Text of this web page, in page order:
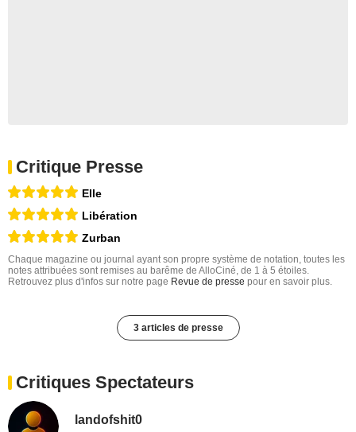
Critique Presse
Elle
Libération
Zurban
Chaque magazine ou journal ayant son propre système de notation, toutes les
notes attribuées sont remises au barême de AlloCiné, de 1 à 5 étoiles.
Retrouvez plus d'infos sur notre page Revue de presse pour en savoir plus.
3 articles de presse
Critiques Spectateurs
landofshit0